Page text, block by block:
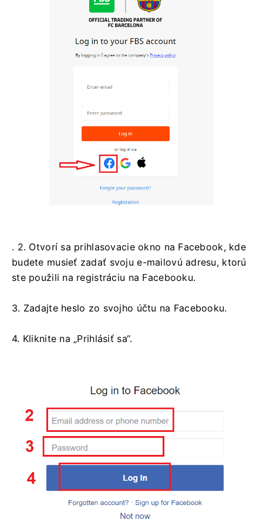
. 2. Otvorí sa prihlasovacie okno na Facebook, kde
budete musieť zadať svoju e-mailovú adresu, ktorú
ste použili na registráciu na Facebooku.
3. Zadajte heslo zo svojho účtu na Facebooku.
4. Kliknite na „Prihlásiť sa“.